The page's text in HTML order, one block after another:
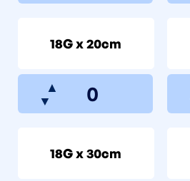
18G x 20cm
▲
▼
18G x 30cm